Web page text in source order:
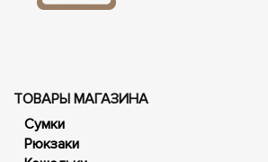
ТОВАРЫ МАГАЗИНА
Сумки
Рюкзаки